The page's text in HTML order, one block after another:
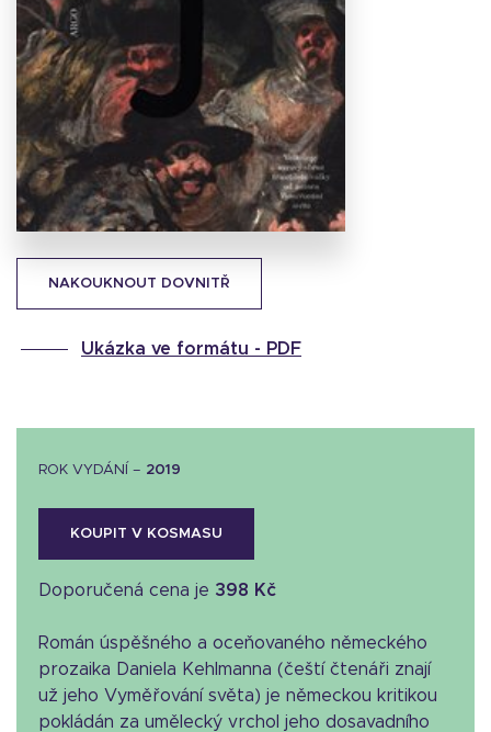
NAKOUKNOUT DOVNITŘ
Ukázka ve formátu - PDF
ROK VYDÁNÍ – 2019
KOUPIT V KOSMASU
Doporučená cena je 398 Kč
Román úspěšného a oceňovaného německého
prozaika Daniela Kehlmanna (čeští čtenáři znají
už jeho Vyměřování světa) je německou kritikou
pokládán za umělecký vrchol jeho dosavadního